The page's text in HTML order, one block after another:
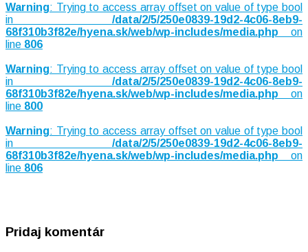
Warning: Trying to access array offset on value of type bool
in /data/2/5/250e0839-19d2-4c06-8eb9-
68f310b3f82e/hyena.sk/web/wp-includes/media.php on
line 806
Warning: Trying to access array offset on value of type bool
in /data/2/5/250e0839-19d2-4c06-8eb9-
68f310b3f82e/hyena.sk/web/wp-includes/media.php on
line 800
Warning: Trying to access array offset on value of type bool
in /data/2/5/250e0839-19d2-4c06-8eb9-
68f310b3f82e/hyena.sk/web/wp-includes/media.php on
line 806
Pridaj komentár